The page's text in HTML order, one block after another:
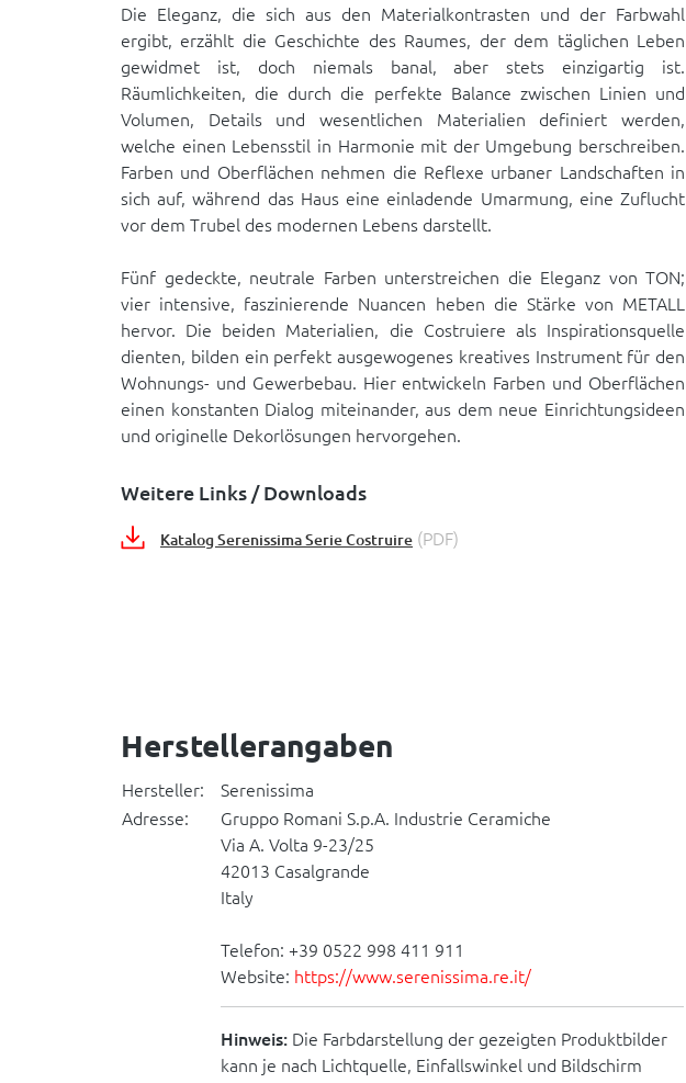
Die Eleganz, die sich aus den Materialkontrasten und der Farbwahl
ergibt, erzählt die Geschichte des Raumes, der dem täglichen Leben
gewidmet ist, doch niemals banal, aber stets einzigartig ist.
Räumlichkeiten, die durch die perfekte Balance zwischen Linien und
Volumen, Details und wesentlichen Materialien definiert werden,
welche einen Lebensstil in Harmonie mit der Umgebung berschreiben.
Farben und Oberflächen nehmen die Reflexe urbaner Landschaften in
sich auf, während das Haus eine einladende Umarmung, eine Zuflucht
vor dem Trubel des modernen Lebens darstellt.
Fünf gedeckte, neutrale Farben unterstreichen die Eleganz von TON;
vier intensive, faszinierende Nuancen heben die Stärke von METALL
hervor. Die beiden Materialien, die Costruiere als Inspirationsquelle
dienten, bilden ein perfekt ausgewogenes kreatives Instrument für den
Wohnungs- und Gewerbebau. Hier entwickeln Farben und Oberflächen
einen konstanten Dialog miteinander, aus dem neue Einrichtungsideen
und originelle Dekorlösungen hervorgehen.
Weitere Links / Downloads
Katalog Serenissima Serie Costruire (PDF)
Herstellerangaben
Hersteller:
Serenissima
Adresse:
Gruppo Romani S.p.A. Industrie Ceramiche
Via A. Volta 9-23/25
42013 Casalgrande
Italy
Telefon: +39 0522 998 411 911
Website: https://www.serenissima.re.it/
Hinweis: Die Farbdarstellung der gezeigten Produktbilder
kann je nach Lichtquelle, Einfallswinkel und Bildschirm